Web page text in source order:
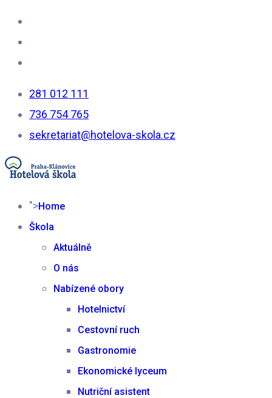
281 012 111
736 754 765
sekretariat@hotelova-skola.cz
">Home
Škola
Aktuálně
O nás
Nabízené obory
Hotelnictví
Cestovní ruch
Gastronomie
Ekonomické lyceum
Nutriční asistent